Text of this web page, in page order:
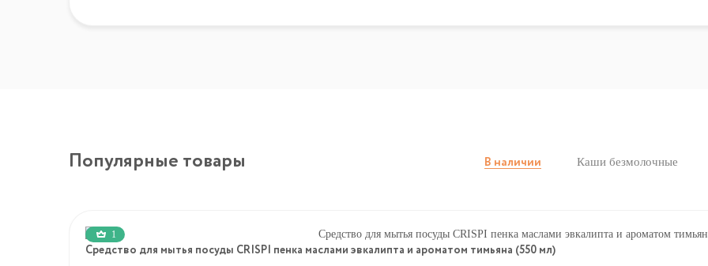
Популярные товары В наличии Каши безмолочные
1
Средство для мытья посуды CRISPI пенка маслами эвкалипта и ароматом тимьяна (550 мл)